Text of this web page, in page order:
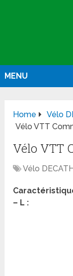
MENU
Home
Vélo
Vélo VTT
Vélo VTT
Vélo
– L :